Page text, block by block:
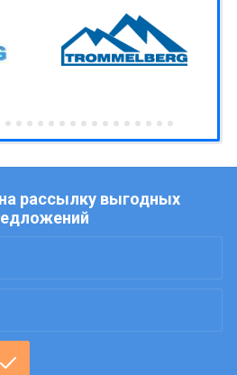
рассылку выгодных